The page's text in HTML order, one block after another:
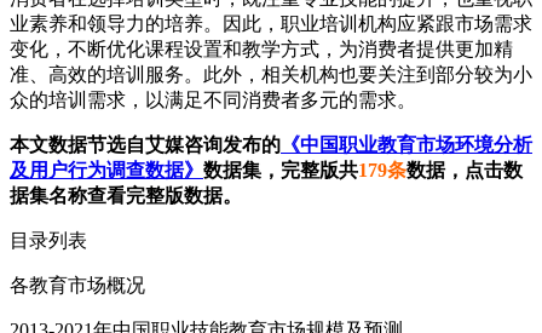
业素养和领导力的培养。因此，职业培训机构应紧跟市场需求
变化，不断优化课程设置和教学方式，为消费者提供更加精
准、高效的培训服务。此外，相关机构也要关注到部分较为小
众的培训需求，以满足不同消费者多元的需求。
本文数据节选自艾媒咨询发布的 《中国职业教育市场环境分析
及用户行为调查数据》 数据集，完整版共179条数据，点击数
据集名称查看完整版数据。
目录列表
各教育市场概况